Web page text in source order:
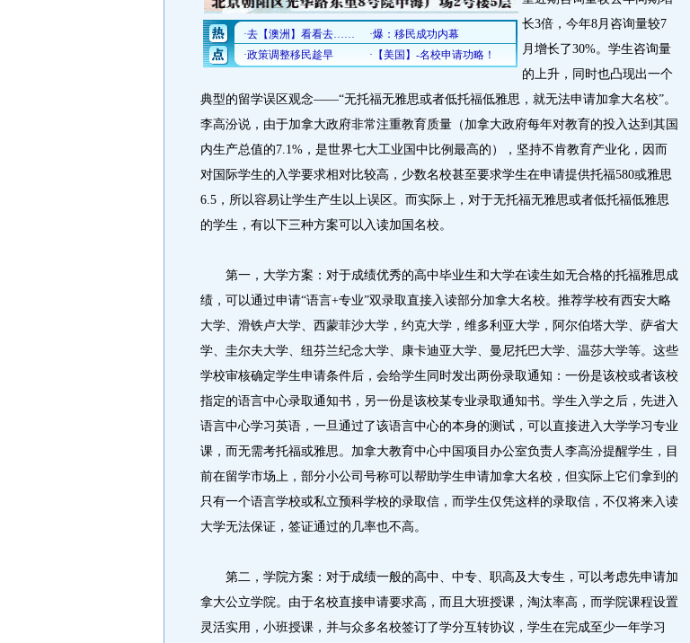
长3倍，今年8月咨询量较7
月增长了30%。学生咨询量
的上升，同时也凸现出一个
典型的留学误区观念——“无托福无雅思或者低托福低雅思，就无法申请加拿大名校”。
李高汾说，由于加拿大政府非常注重教育质量（加拿大政府每年对教育的投入达到其国
内生产总值的7.1%，是世界七大工业国中比例最高的），坚持不肯教育产业化，因而
对国际学生的入学要求相对比较高，少数名校甚至要求学生在申请提供托福580或雅思
6.5，所以容易让学生产生以上误区。而实际上，对于无托福无雅思或者低托福低雅思
的学生，有以下三种方案可以入读加国名校。
第一，大学方案：对于成绩优秀的高中毕业生和大学在读生如无合格的托福雅思成
绩，可以通过申请“语言+专业”双录取直接入读部分加拿大名校。推荐学校有西安大略
大学、滑铁卢大学、西蒙菲沙大学，约克大学，维多利亚大学，阿尔伯塔大学、萨省大
学、圭尔夫大学、纽芬兰纪念大学、康卡迪亚大学、曼尼托巴大学、温莎大学等。这些
学校审核确定学生申请条件后，会给学生同时发出两份录取通知：一份是该校或者该校
指定的语言中心录取通知书，另一份是该校某专业录取通知书。学生入学之后，先进入
语言中心学习英语，一旦通过了该语言中心的本身的测试，可以直接进入大学学习专业
课，而无需考托福或雅思。加拿大教育中心中国项目办公室负责人李高汾提醒学生，目
前在留学市场上，部分小公司号称可以帮助学生申请加拿大名校，但实际上它们拿到的
只有一个语言学校或私立预科学校的录取信，而学生仅凭这样的录取信，不仅将来入读
大学无法保证，签证通过的几率也不高。
第二，学院方案：对于成绩一般的高中、中专、职高及大专生，可以考虑先申请加
拿大公立学院。由于名校直接申请要求高，而且大班授课，淘汰率高，而学院课程设置
灵活实用，小班授课，并与众多名校签订了学分互转协议，学生在完成至少一年学习